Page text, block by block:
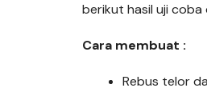
berikut hasil uji coba
Cara membuat :
Rebus telor